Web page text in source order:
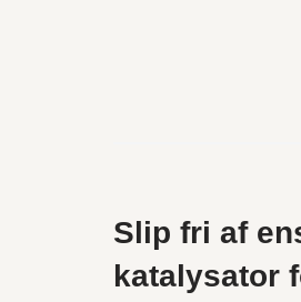
Slip fri af
katalysator